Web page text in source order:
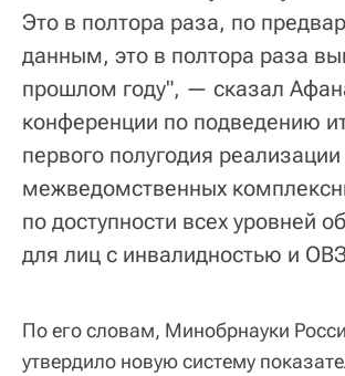
Это в полтора раза, по
данным, это в полтора раза
прошлом году", — сказал
конференции по подведению
первого полугодия реализации
межведомственных
по доступности всех уровней
для лиц с инвалидностью и
По его словам, Минобрнауки
утвердило новую систему